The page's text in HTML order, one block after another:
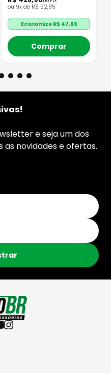
ou 9x de R$ 52,95
Economize R$ 47,66
Comprar
e seja um dos
novidades e ofertas.